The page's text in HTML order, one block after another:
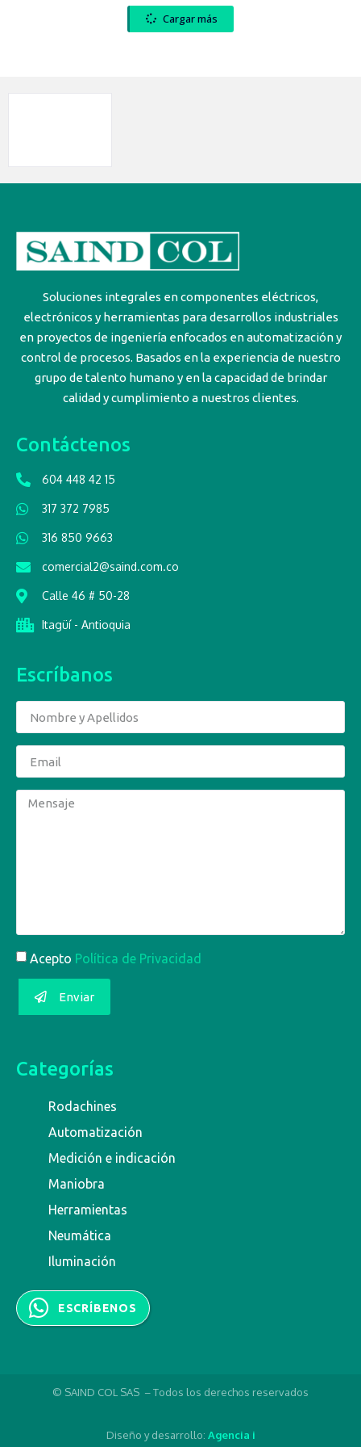
Cargar más
Soluciones integrales en componentes eléctricos,
electrónicos y herramientas para desarrollos industriales
en proyectos de ingeniería enfocados en automatización y
control de procesos. Basados en la experiencia de nuestro
grupo de talento humano y en la capacidad de brindar
calidad y cumplimiento a nuestros clientes.
Contáctenos
604 448 42 15
317 372 7985
316 850 9663
comercial2@saind.com.co
Calle 46 # 50-28
Itagüí - Antioquia
Escríbanos
Acepto Política de Privacidad
Enviar
Categorías
Rodachines
Automatización
Medición e indicación
Maniobra
Herramientas
Neumática
Iluminación
ESCRÍBENOS
© SAIND COL SAS – Todos los derechos reservados
Diseño y desarrollo: Agencia i